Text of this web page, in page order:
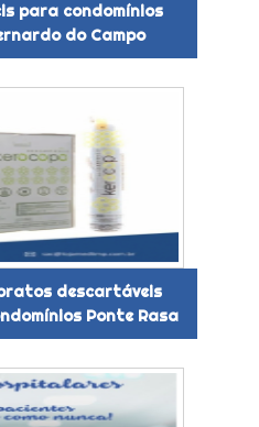
para condomínios
do Campo
descartáveis
Ponte Rasa